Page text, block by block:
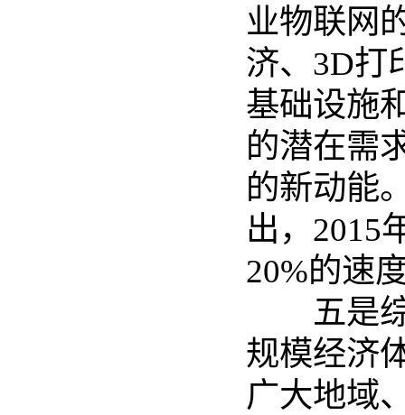
业物联网
济、3D打
基础设施
的潜在需
的新动能
出，2015
20%的速
五是综
规模经济
广大地域